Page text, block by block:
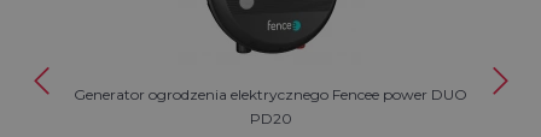
Generator ogrodzenia elektrycznego Fencee power DUO
PD20